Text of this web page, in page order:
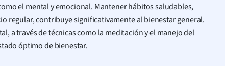
el mental y emocional. Mantener hábitos saludables,
regular, contribuye significativamente al bienestar general.
a través de técnicas como la meditación y el manejo del
óptimo de bienestar.